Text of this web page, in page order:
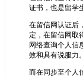
证书，也是留学
在留信网认证后
定，在留信网取
网络查询个人信
效和具有说服力。
而在同步至个人